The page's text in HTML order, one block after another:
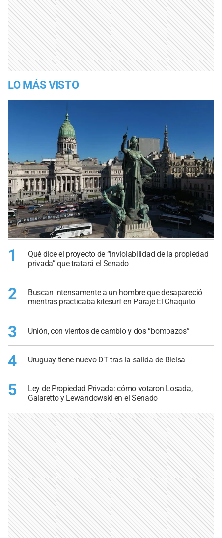
LO MÁS VISTO
1
Qué dice el proyecto de “inviolabilidad de la propiedad
privada” que tratará el Senado
2
Buscan intensamente a un hombre que desapareció
mientras practicaba kitesurf en Paraje El Chaquito
3 Unión, con vientos de cambio y dos “bombazos”
4 Uruguay tiene nuevo DT tras la salida de Bielsa
5
Ley de Propiedad Privada: cómo votaron Losada,
Galaretto y Lewandowski en el Senado